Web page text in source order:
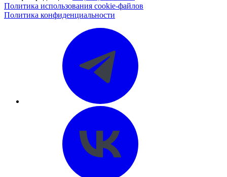
Политика использования cookie-файлов
Политика конфиденциальности